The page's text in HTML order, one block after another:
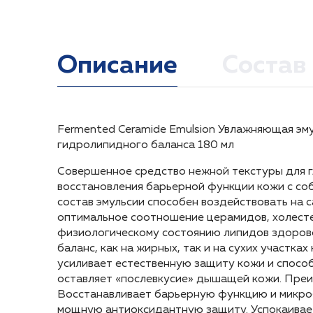
Описание
Fermented Ceramide Emulsion Увлажняющая
гидролипидного баланса 180 мл
Совершенное средство нежной текстуры для
восстановления барьерной функции кожи с
состав эмульсии способен воздействовать
оптимальное соотношение церамидов,
физиологическому состоянию липидов
баланс, как на жирных, так и на сухих
усиливает естественную защиту кожи и
оставляет «послевкусие» дышащей кожи.
Восстанавливает барьерную функцию и
мощную антиоксидантную защиту.
Вода, цетилэтилгексаноат,
сорбитана, масло ши, сквалан, масло семян
цветков клевера, гиалуронат натрия,
мадекассосид, аллантоин, пантенол,
20, изостеарат сорбитана, ксантановая
Нанести необходимое количество эмульсии
Распределить мягкими похлопывающими
Fermented Ceramide Emulsion Увлажняющая
гидролипидного баланса 180 мл
Совершенное средство нежной текстуры для
восстановления барьерной функции кожи с
состав эмульсии способен воздействовать
оптимальное соотношение церамидов,
физиологическому состоянию липидов
баланс, как на жирных, так и на сухих
усиливает естественную защиту кожи и
оставляет «послевкусие» дышащей кожи.
Восстанавливает барьерную функцию и
мощную антиоксидантную защиту.